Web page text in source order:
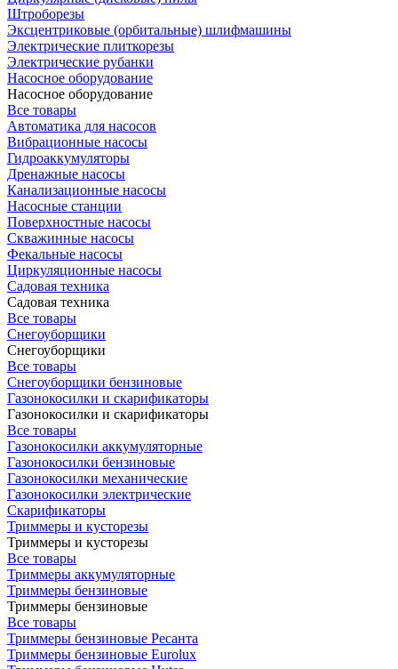
Штроборезы
Эксцентриковые (орбитальные) шлифмашины
Электрические плиткорезы
Электрические рубанки
Насосное оборудование
Насосное оборудование
Все товары
Автоматика для насосов
Вибрационные насосы
Гидроаккумуляторы
Дренажные насосы
Канализационные насосы
Насосные станции
Поверхностные насосы
Скважинные насосы
Фекальные насосы
Циркуляционные насосы
Садовая техника
Садовая техника
Все товары
Снегоуборщики
Снегоуборщики
Все товары
Снегоуборщики бензиновые
Газонокосилки и скарификаторы
Газонокосилки и скарификаторы
Все товары
Газонокосилки аккумуляторные
Газонокосилки бензиновые
Газонокосилки механические
Газонокосилки электрические
Скарификаторы
Триммеры и кусторезы
Триммеры и кусторезы
Все товары
Триммеры аккумуляторные
Триммеры бензиновые
Триммеры бензиновые
Все товары
Триммеры бензиновые Ресанта
Триммеры бензиновые Eurolux